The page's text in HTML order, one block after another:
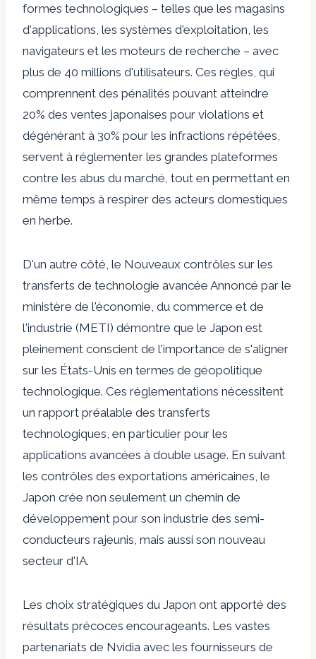
formes technologiques – telles que les magasins
d'applications, les systèmes d'exploitation, les
navigateurs et les moteurs de recherche – avec
plus de 40 millions d'utilisateurs. Ces règles, qui
comprennent des pénalités pouvant atteindre
20% des ventes japonaises pour violations et
dégénérant à 30% pour les infractions répétées,
servent à réglementer les grandes plateformes
contre les abus du marché, tout en permettant en
même temps à respirer des acteurs domestiques
en herbe.
D'un autre côté, le Nouveaux contrôles sur les
transferts de technologie avancée Annoncé par le
ministère de l'économie, du commerce et de
l'industrie (METI) démontre que le Japon est
pleinement conscient de l'importance de s'aligner
sur les États-Unis en termes de géopolitique
technologique. Ces réglementations nécessitent
un rapport préalable des transferts
technologiques, en particulier pour les
applications avancées à double usage. En suivant
les contrôles des exportations américaines, le
Japon crée non seulement un chemin de
développement pour son industrie des semi-
conducteurs rajeunis, mais aussi son nouveau
secteur d'IA.
Les choix stratégiques du Japon ont apporté des
résultats précoces encourageants. Les vastes
partenariats de Nvidia avec les fournisseurs de